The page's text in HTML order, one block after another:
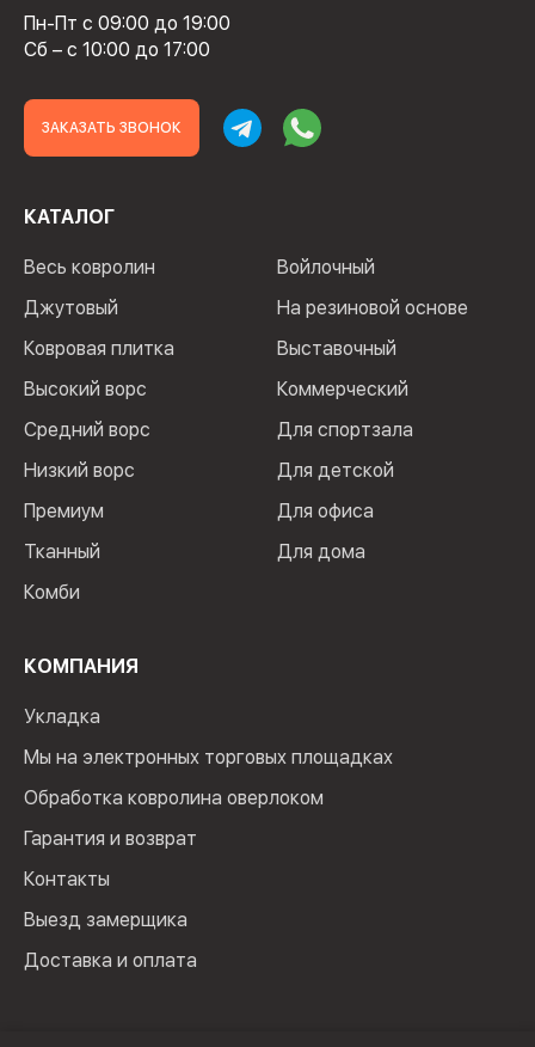
Пн-Пт с 09:00 до 19:00
Сб – с 10:00 до 17:00
ЗАКАЗАТЬ ЗВОНОК
КАТАЛОГ
Весь ковролин
Джутовый
Ковровая плитка
Высокий ворс
Средний ворс
Низкий ворс
Премиум
Тканный
Комби
Войлочный
На резиновой основе
Выставочный
Коммерческий
Для спортзала
Для детской
Для офиса
Для дома
КОМПАНИЯ
Укладка
Мы на электронных торговых площадках
Обработка ковролина оверлоком
Гарантия и возврат
Контакты
Выезд замерщика
Доставка и оплата